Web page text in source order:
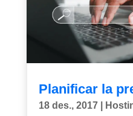
Planificar la
18 des., 2017|